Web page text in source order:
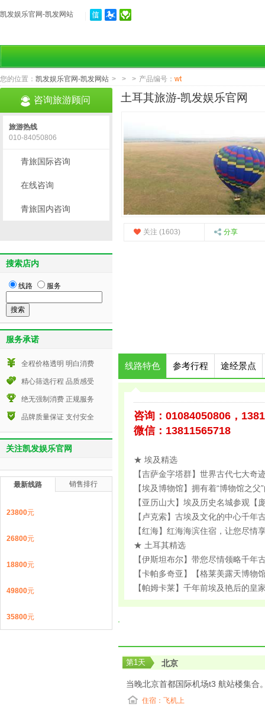
凯发娱乐官网-凯发网站
您的位置： 凯发娱乐官网-凯发网站 > > > 产品编号： wt
土耳其旅游-凯发娱乐官网
关注 (1603) 分享
线路特色 参考行程 途经景点
咨询：01084050806，
微信：13811565718
★ 埃及精选
【吉萨金字塔群】世界古代七大奇
【埃及博物馆】拥有着“博物馆之父
【亚历山大】埃及历史名城参观
【卢克索】古埃及文化的中心千
【红海】红海海滨住宿，让您尽情
★ 土耳其精选
【伊斯坦布尔】带您尽情领略千年
【卡帕多奇亚】【格莱美露天博物
【帕姆卡莱】千年前埃及艳后的皇
第1天 北京
当晚北京首都国际机场t3 航站楼集合
住宿：飞机上
咨询旅游顾问
旅游热线
010-84050806
青旅国际咨询
在线咨询
青旅国内咨询
搜索店内
线路 服务
服务承诺
全程价格透明 明白消费
精心筛选行程 品质感受
绝无强制消费 正规服务
品牌质量保证 支付安全
关注凯发娱乐官网
最新线路 销售排行
23800元
26800元
18800元
49800元
35800元